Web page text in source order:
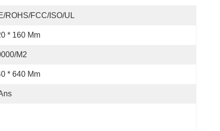
ROHS/FCC/ISO/UL
* 160 Mm
m2
* 640 Mm